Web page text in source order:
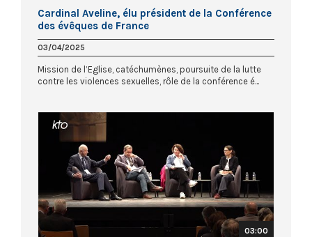
Cardinal Aveline, élu président de la Conférence
des évêques de France
03/04/2025
Mission de l’Eglise, catéchumènes, poursuite de la lutte
contre les violences sexuelles, rôle de la conférence é...
03:00